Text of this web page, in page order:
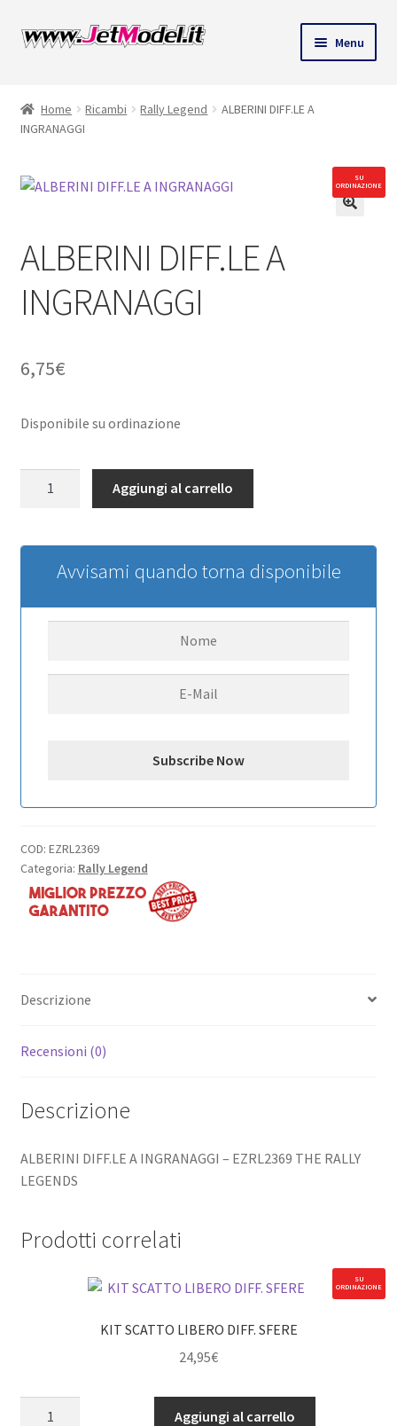
Vai
alla
Vai
Menu
Home Ricambi Rally Legend
ALBERINI DIFF.LE A
INGRANAGGI
SU
ORDINAZIONE
ALBERINI DIFF.LE A
INGRANAGGI
6,75€
Disponibile su ordinazione
INGRANAGGI
quantità
Aggiungi al carrello
Avvisami quando torna disponibile
COD: EZRL2369
Categoria: Rally Legend
Descrizione
Recensioni (0)
Descrizione
ALBERINI DIFF.LE A INGRANAGGI – EZRL2369 THE RALLY
LEGENDS
Prodotti correlati
SU
ORDINAZIONE
KIT SCATTO LIBERO DIFF. SFERE
24,95€
Aggiungi al carrello